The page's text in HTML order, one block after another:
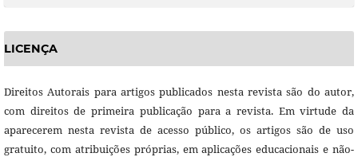
LICENÇA
Direitos Autorais para artigos publicados nesta revista são do autor,
com direitos de primeira publicação para a revista. Em virtude da
aparecerem nesta revista de acesso público, os artigos são de uso
gratuito, com atribuições próprias, em aplicações educacionais e não-